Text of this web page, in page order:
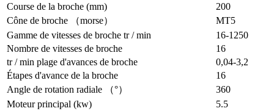
Course de la broche (mm)
200
Cône de broche （morse）
MT5
Gamme de vitesses de broche tr / min
16-1250
Nombre de vitesses de broche
16
tr / min plage d'avances de broche
0,04-3,2
Étapes d'avance de la broche
16
Angle de rotation radiale （°）
360
Moteur principal (kw)
5.5